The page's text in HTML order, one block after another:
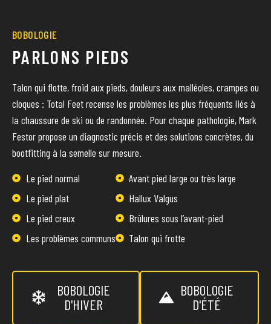
BOBOLOGIE
PARLONS PIEDS
Talon qui flotte, froid aux pieds, douleurs aux malléoles, crampes ou
cloques : Total Feet recense les problèmes les plus fréquents liés à
la chaussure de ski ou de randonnée. Pour chaque pathologie, Mark
Festor propose un diagnostic précis et des solutions concrètes, du
bootfitting à la semelle sur mesure.
Le pied normal
Le pied plat
Le pied creux
Les problèmes communs
Avant pied large ou très large
Hallux Valgus
Brûlures sous l’avant-pied
Talon qui frotte
BOBOLOGIE
D'HIVER
BOBOLOGIE
D'ÉTÉ